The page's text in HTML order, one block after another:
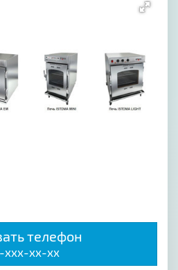
телефон
xxx-xx-xx